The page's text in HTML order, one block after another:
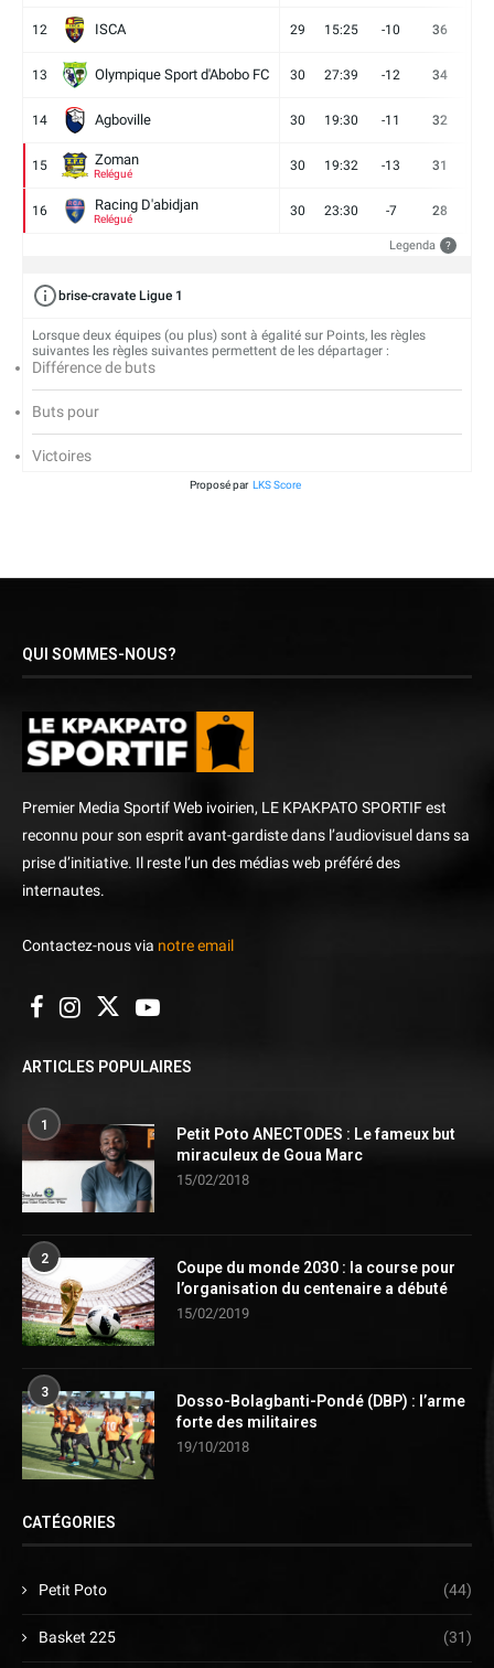
12 ISCA 29 15:25 -10 36
13 Olympique Sport d'Abobo FC 30 27:39 -12 34
14 Agboville 30 19:30 -11 32
15 Zoman
Relégué
30 19:32 -13 31
16 Racing D'abidjan
Relégué
30 23:30 -7 28
Legenda ?
brise-cravate Ligue 1
Lorsque deux équipes (ou plus) sont à égalité sur Points, les règles
suivantes les règles suivantes permettent de les départager :
Différence de buts
Buts pour
Victoires
Proposé par LKS Score
QUI SOMMES-NOUS?
Premier Media Sportif Web ivoirien, LE KPAKPATO SPORTIF est
reconnu pour son esprit avant-gardiste dans l’audiovisuel dans sa
prise d’initiative. Il reste l’un des médias web préféré des
internautes.
Contactez-nous via notre email
ARTICLES POPULAIRES
1
Petit Poto ANECTODES : Le fameux but
miraculeux de Goua Marc
15/02/2018
2
Coupe du monde 2030 : la course pour
l’organisation du centenaire a débuté
15/02/2019
3
Dosso-Bolagbanti-Pondé (DBP) : l’arme
forte des militaires
19/10/2018
CATÉGORIES
Petit Poto (44)
Basket 225 (31)